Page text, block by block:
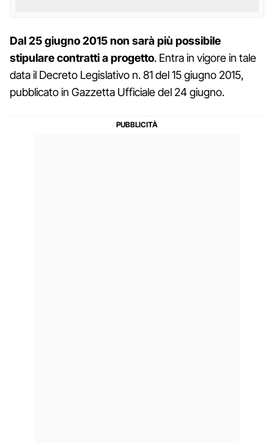
Dal 25 giugno 2015 non sarà più possibile
stipulare contratti a progetto. Entra in vigore in tale
data il Decreto Legislativo n. 81 del 15 giugno 2015,
pubblicato in Gazzetta Ufficiale del 24 giugno.